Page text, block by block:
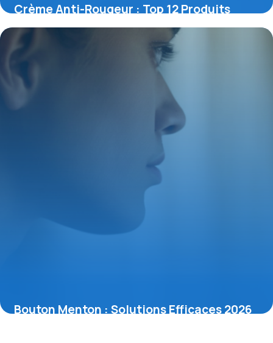
Crème Anti-Rougeur : Top 12 Produits
9 mai 2026
Bouton Menton : Solutions Efficaces 2026